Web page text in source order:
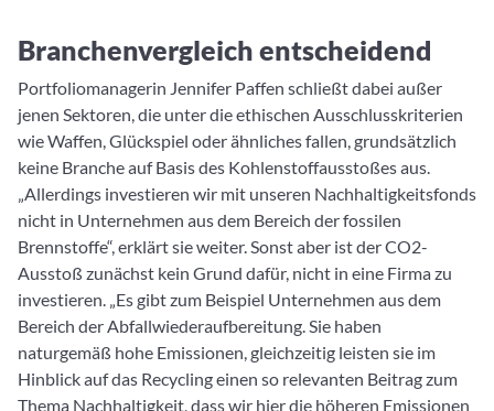
Branchenvergleich entscheidend
Portfoliomanagerin Jennifer Paffen schließt dabei außer
jenen Sektoren, die unter die ethischen Ausschlusskriterien
wie Waffen, Glückspiel oder ähnliches fallen, grundsätzlich
keine Branche auf Basis des Kohlenstoffausstoßes aus.
„Allerdings investieren wir mit unseren Nachhaltigkeitsfonds
nicht in Unternehmen aus dem Bereich der fossilen
Brennstoffe“, erklärt sie weiter. Sonst aber ist der CO2-
Ausstoß zunächst kein Grund dafür, nicht in eine Firma zu
investieren. „Es gibt zum Beispiel Unternehmen aus dem
Bereich der Abfallwiederaufbereitung. Sie haben
naturgemäß hohe Emissionen, gleichzeitig leisten sie im
Hinblick auf das Recycling einen so relevanten Beitrag zum
Thema Nachhaltigkeit, dass wir hier die höheren Emissionen